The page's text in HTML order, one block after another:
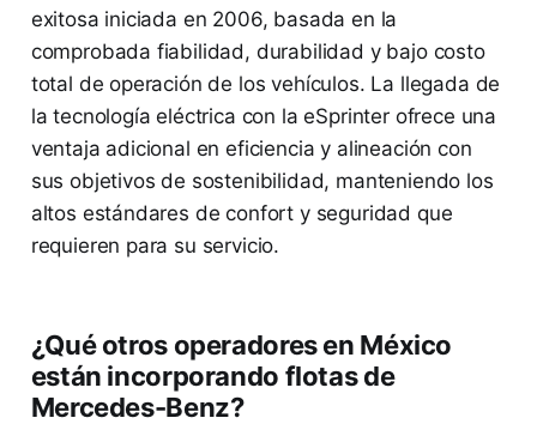
exitosa iniciada en 2006, basada en la
comprobada fiabilidad, durabilidad y bajo costo
total de operación de los vehículos. La llegada de
la tecnología eléctrica con la eSprinter ofrece una
ventaja adicional en eficiencia y alineación con
sus objetivos de sostenibilidad, manteniendo los
altos estándares de confort y seguridad que
requieren para su servicio.
¿Qué otros operadores en México
están incorporando flotas de
Mercedes-Benz?